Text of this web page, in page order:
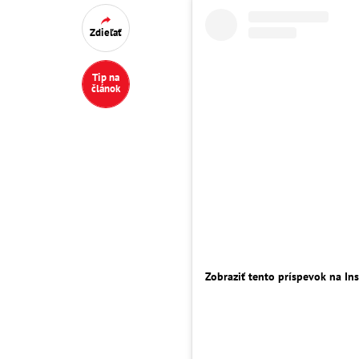
Zdieľať
Tip na
článok
Zobraziť tento príspevok na